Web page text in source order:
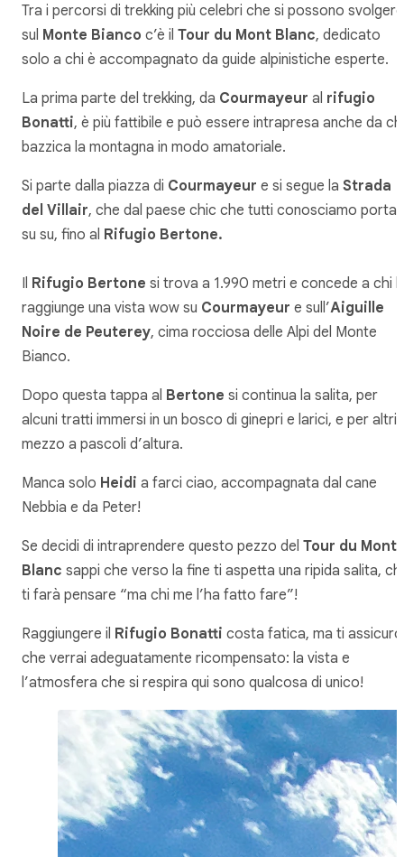
Tra i percorsi di trekking più celebri che si possono svolgere
sul Monte Bianco c’è il Tour du Mont Blanc, dedicato
solo a chi è accompagnato da guide alpinistiche esperte.
La prima parte del trekking, da Courmayeur al rifugio
Bonatti, è più fattibile e può essere intrapresa anche da chi
bazzica la montagna in modo amatoriale.
Si parte dalla piazza di Courmayeur e si segue la Strada
del Villair, che dal paese chic che tutti conosciamo porta
su su, fino al Rifugio Bertone.
Il Rifugio Bertone si trova a 1.990 metri e concede a chi
raggiunge una vista wow su Courmayeur e sull’Aiguille
Noire de Peuterey, cima rocciosa delle Alpi del Monte
Bianco.
Dopo questa tappa al Bertone si continua la salita, per
alcuni tratti immersi in un bosco di ginepri e larici, e per altri
mezzo a pascoli d’altura.
Manca solo Heidi a farci ciao, accompagnata dal cane
Nebbia e da Peter!
Se decidi di intraprendere questo pezzo del Tour du Mont
Blanc sappi che verso la fine ti aspetta una ripida salita,
ti farà pensare “ma chi me l’ha fatto fare”!
Raggiungere il Rifugio Bonatti costa fatica, ma ti assicuro
che verrai adeguatamente ricompensato: la vista e
l’atmosfera che si respira qui sono qualcosa di unico!